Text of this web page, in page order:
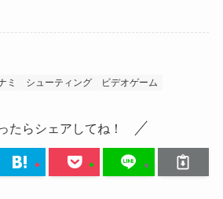
ミ シューティング ビデオゲーム
たらシェアしてね！